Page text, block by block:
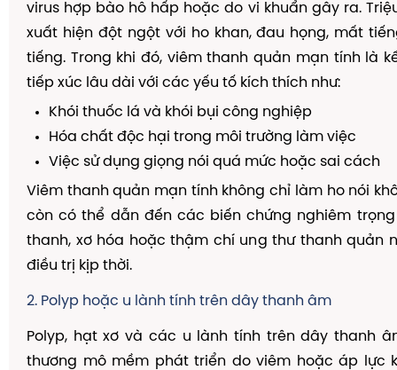
virus hợp bào hô hấp hoặc do vi khuẩn gây ra.
xuất hiện đột ngột với ho khan, đau họng, mất
tiếng. Trong khi đó, viêm thanh quản mạn tính là
tiếp xúc lâu dài với các yếu tố kích thích như:
Khói thuốc lá và khói bụi công nghiệp
Hóa chất độc hại trong môi trường làm việc
Việc sử dụng giọng nói quá mức hoặc sai cách
Viêm thanh quản mạn tính không chỉ làm ho nói
còn có thể dẫn đến các biến chứng nghiêm
thanh, xơ hóa hoặc thậm chí ung thư thanh quản
điều trị kịp thời.
2. Polyp hoặc u lành tính trên dây thanh âm
Polyp, hạt xơ và các u lành tính trên dây thanh
thương mô mềm phát triển do viêm hoặc áp lực